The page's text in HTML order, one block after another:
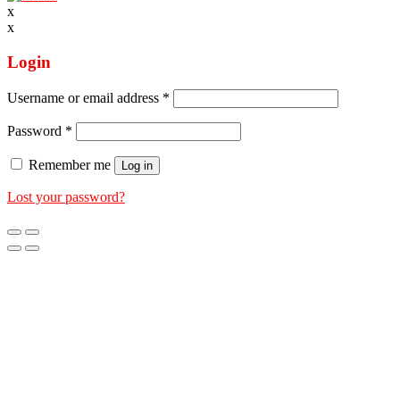
x
x
Login
Username or email address *
Password *
Remember me Log in
Lost your password?